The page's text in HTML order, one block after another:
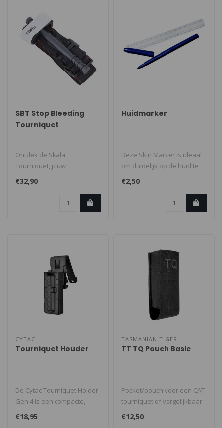
SBT Stop Bleeding
Tourniquet
Ontdek de Skala
Tourniquet, jouw
betrouwbare partner in
noodsituaties. Dit hoogw..
€32,90
Huidmarker
Deze Skin Marker is ideaal
om duidelijk op de huid te
schrijven tijdens eerste h..
€2,50
CYTAC
Tourniquet Houder
De Cytac Tourniquet Holder
Gen 4 is een compacte,
robuuste houder waarmee
je een..
€18,95
TASMANIAN TIGER
TT TQ Pouch Basic
Pocket/pouch voor een CAT-
tourniquet of vergelijkbaar
ontwerp. Dankzij de elast..
€12,50